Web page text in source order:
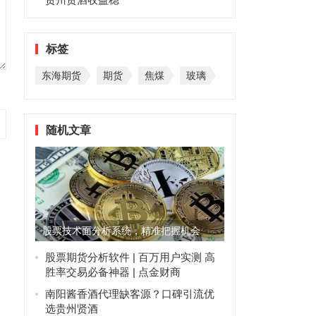
标签
东海期货 期货 焦煤 玻璃
随机文章
股票技术面分析系统，精准把握机会
股票期货分析软件 | 百万用户实测 高
胜率交易必备神器 | 点金财商
南阳酱香酒代理缺客源？口碑引流优
选贵州贤酒